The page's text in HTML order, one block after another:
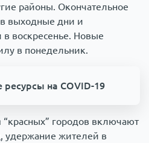
районы. Окончательное
выходные дни и
воскресенье. Новые
в понедельник.
ресурсы на COVID-19
городов включают
удержание жителей в